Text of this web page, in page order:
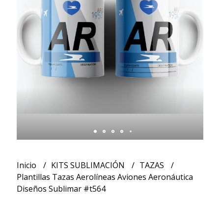
Inicio KITS SUBLIMACIÓN
TAZAS
Plantillas Tazas Aerolíneas Aviones Aeronáutica
Diseños Sublimar #t564